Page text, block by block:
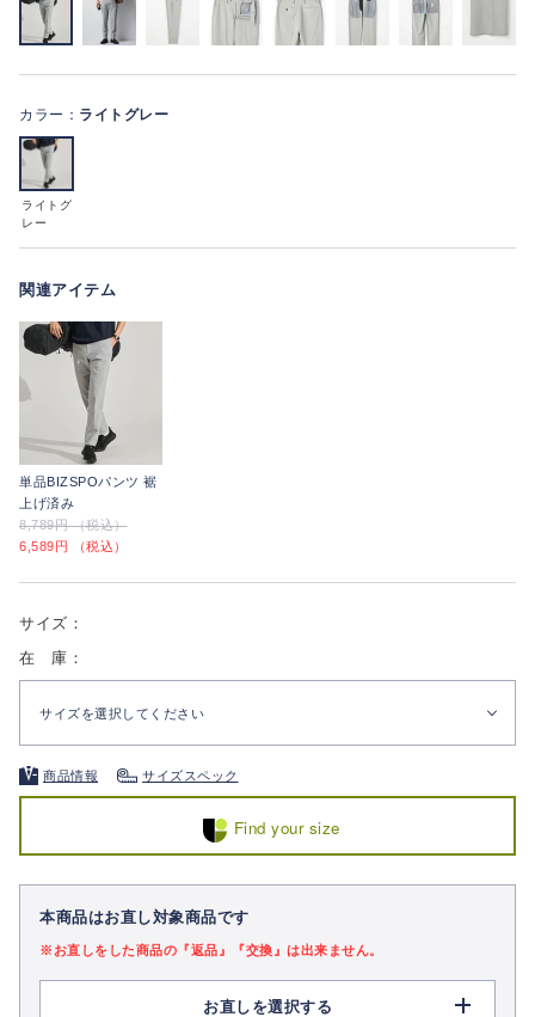
カラー： ライトグレー
ライトグ
レー
関連アイテム
単品BIZSPOパンツ 裾
上げ済み
8,789円 （税込）
6,589円 （税込）
サイズ：
在 庫：
サイズを選択してください
商品情報 サイズスペック
Find your size
本商品はお直し対象商品です
※お直しをした商品の『返品』『交換』は出来ません。
お直しを選択する